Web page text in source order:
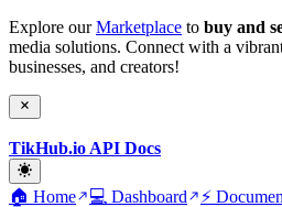
Explore ourMarketplace to buy and
media solutions. Connect with a
businesses, and creators!
TikHub.io API Docs
🏠 Home 💻 Dashboard ⚡